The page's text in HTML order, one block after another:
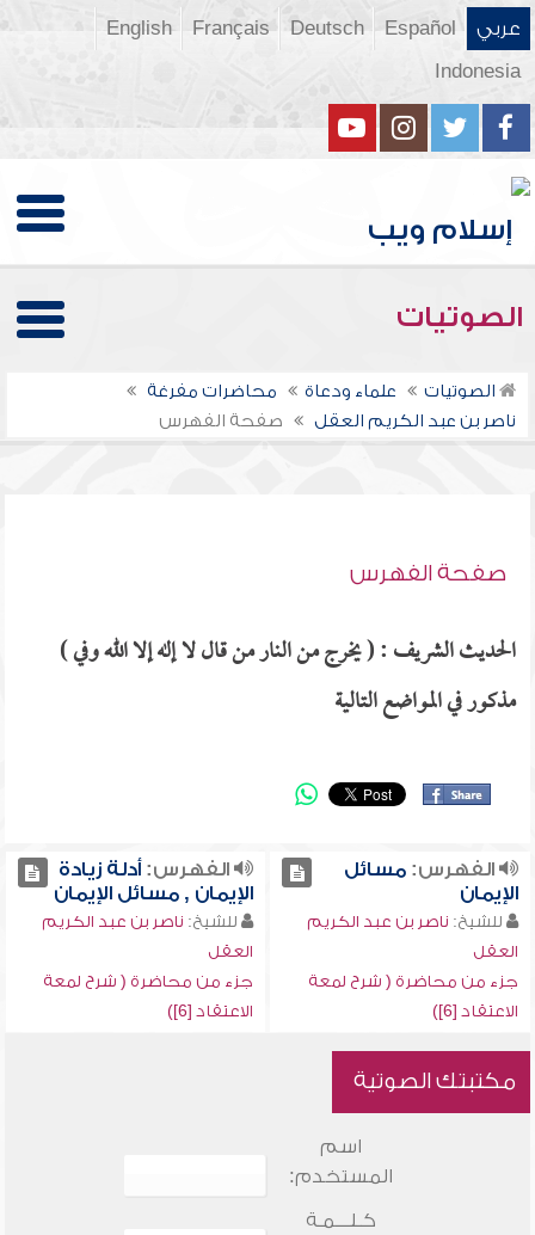
عربي Español
Deutsch
Français
English
Indonesia
الصوتيات
الصوتيات علماء ودعاة
محاضرات مفرغة
ناصر بن عبد الكريم العقل
صفحة الفهرس
صفحة الفهرس
الحديث الشريف : ( يخرج من النار من قال لا إله إلا الله وفي )
مذكور في المواضع التالية
الفهرس:مسائل
الإيمان
للشيخ: ناصر بن عبد الكريم
العقل
جزء من محاضرة ( شرح لمعة
الاعتقاد [6])
الفهرس:أدلة زيادة
الإيمان , مسائل الإيمان
للشيخ: ناصر بن عبد الكريم
العقل
جزء من محاضرة ( شرح لمعة
الاعتقاد [6])
مكتبتك الصوتية
اسم
المستخدم:
كـلـــمـة